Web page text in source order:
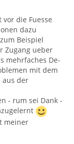
die Fuesse
dazu
Beispiel
Zugang ueber
mehrfaches De-
mit dem
aus der
- rum sei Dank -
meiner